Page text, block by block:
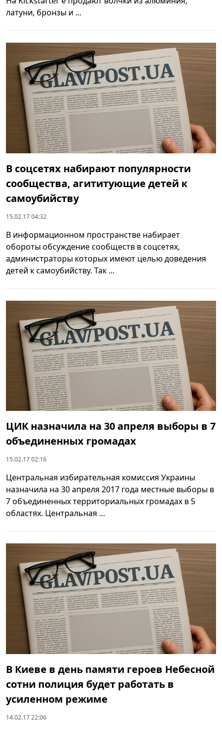
латуни, бронзы и ...
В соцсетях набирают популярности
сообщества, агититующие детей к
самоубийству
15.02.17 04:32
В информационном пространстве набирает
обороты обсуждение сообществ в соцсетях,
администраторы которых имеют целью доведения
детей к самоубийству. Так ...
ЦИК назначила на 30 апреля выборы в 7
объединенных громадах
15.02.17 02:16
Центральная избирательная комиссия Украины
назначила на 30 апреля 2017 года местные выборы в
7 объединенных территориальных громадах в 5
областях. Центральная ...
В Киеве в день памяти героев Небесной
сотни полиция будет работать в
усиленном режиме
14.02.17 22:06